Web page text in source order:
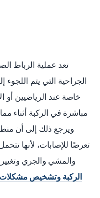
تعد عملية الرباط
الجراحية التي يتم اللجوء
خاصة عند الرياضيين أو
مباشرة في الركبة أثناء
ويرجع ذلك إلى أن
تعرضًا للإصابات، لأنها
والمشي والجري وتغيير
الركبة وتشخيص